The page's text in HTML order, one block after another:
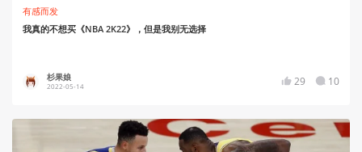
有感而发
我真的不想买《NBA 2K22》，但是我别无选择
杉果娘
2022-05-14 29 10